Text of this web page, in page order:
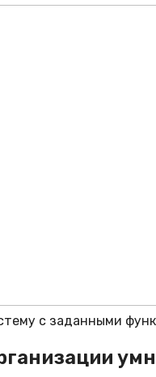
с заданными